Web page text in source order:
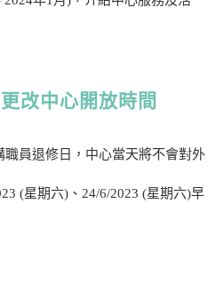
改中心開放時間
職員退修日，中心當天將不會對外
(星期六)、24/6/2023 (星期六)早